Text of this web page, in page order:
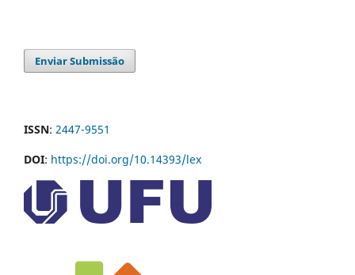
Enviar Submissão
ISSN: 2447-9551
DOI: https://doi.org/10.14393/lex